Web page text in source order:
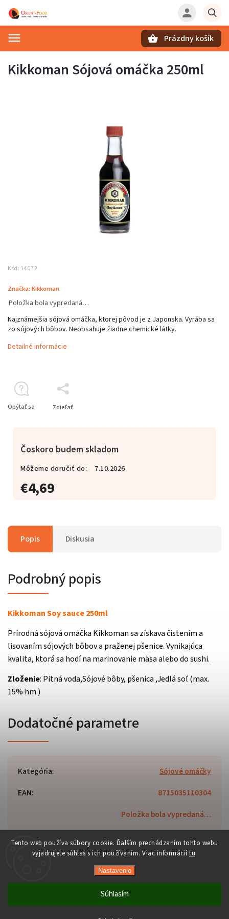
Tento web používa súbory cookie. Ďalším prechádzaním tohto webu
vyjadrujete súhlas s ich používaním. Viac informácií tu.
Nastavenie
Súhlasím
Počas horúcich dní neodporúčame doručenie do ParcelBoxov.
Prázdny košík
Kikkoman Sójová omáčka 250ml
Kód: 14072
Značka: Kikkoman
€4,69
Čoskoro budem skladom
Môžeme doručiť do: 7.10.2026
Položka bola vypredaná…
Najznámejšia sójová omáčka, ktorej pôvod je z Japonska. Vyrába sa
zo sójových bôbov. Neobsahuje žiadne chemické látky.
Detailné informácie
Opýtať sa Zdieľať
Popis Diskusia
Podrobný popis
Kikkoman Soy sauce 250ml
Prírodná sójová omáčka Kikkoman sa získava čistením a
lisovaním sójových bôbov a praženej pšenice. Vynikajúca
kvalita, ktorá sa hodí na marinovanie mäsa alebo do sushi.
Zloženie: Pitná voda,Sójové bôby, pšenica ,Jedlá soľ (max.
15% hm )
Dodatočné parametre
Kategória:
Sójové omáčky
EAN:
8715035110304
Položka bola vypredaná…
Orient-Food.sk. Všetky práva vyhradené.
Upraviť nastavenie cookies
Shoptet | Design